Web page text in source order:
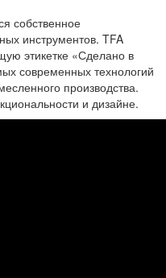
собственное
инструментов. TFA
этикетке «Сделано в
современных технологий
производства.
и дизайне.